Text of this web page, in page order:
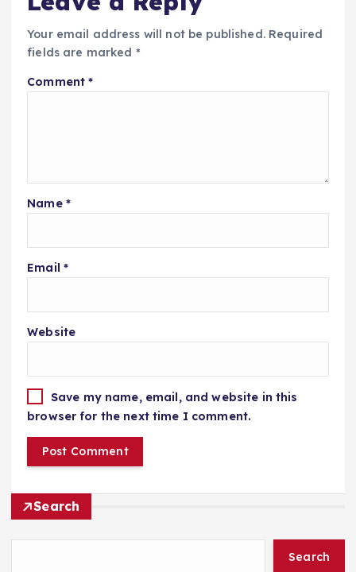
Your email address will not be published. Required
fields are marked *
Comment*
Name *
Email *
Website
Save my name, email, and website in this
browser for the next time I comment.
Search
Search